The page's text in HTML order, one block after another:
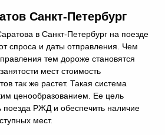
Санкт-Петербург
в Санкт-Петербург на поезде
спроса и даты отправления. Чем
тем дороже становятся
мест стоимость
так же растет. Такая система
ценообразованием. Ее цель
поезда РЖД и обеспечить наличие
мест.